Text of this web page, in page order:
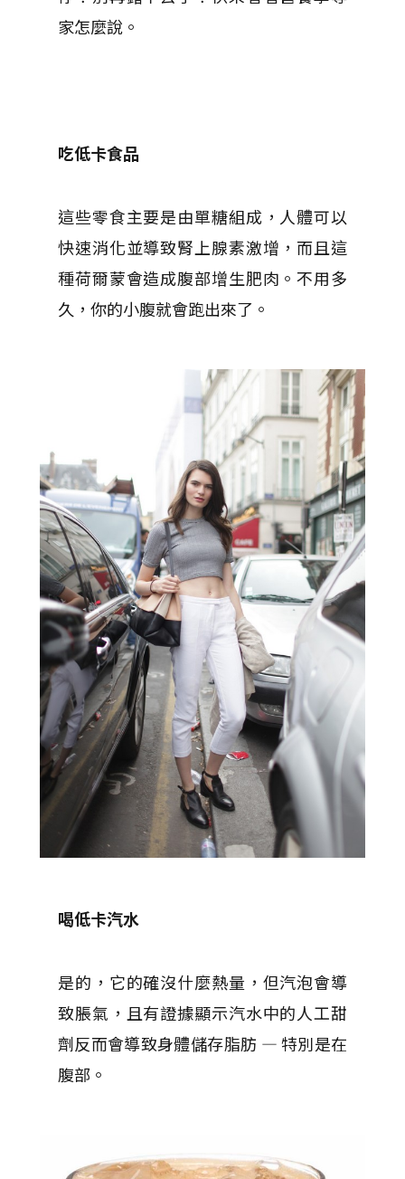
家怎麼說。
吃低卡食品
這些零食主要是由單糖組成，人體可以
快速消化並導致腎上腺素激增，而且這
種荷爾蒙會造成腹部增生肥肉。不用多
久，你的小腹就會跑出來了。
喝低卡汽水
是的，它的確沒什麼熱量，但汽泡會導
致脹氣，且有證據顯示汽水中的人工甜
劑反而會導致身體儲存脂肪 — 特別是在
腹部。